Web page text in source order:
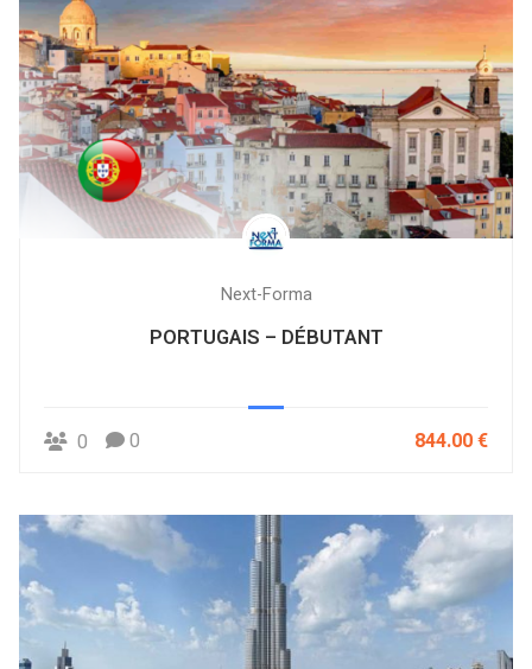
Next-Forma
PORTUGAIS – DÉBUTANT
0 0 844.00 €